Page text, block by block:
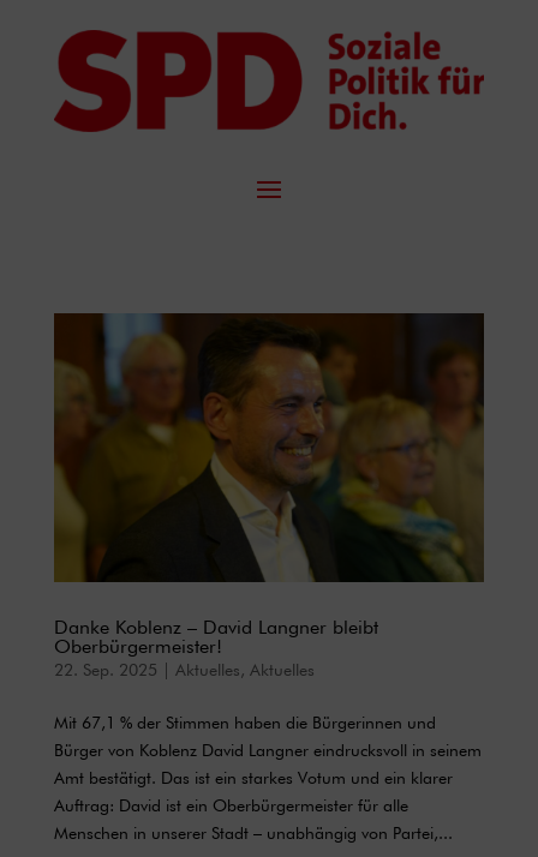
Danke Koblenz – David Langner bleibt
Oberbürgermeister!
22. Sep. 2025 Aktuelles, Aktuelles
Mit 67,1 % der Stimmen haben die Bürgerinnen und
Bürger von Koblenz David Langner eindrucksvoll in seinem
Amt bestätigt. Das ist ein starkes Votum und ein klarer
Auftrag: David ist ein Oberbürgermeister für alle
Menschen in unserer Stadt – unabhängig von Partei,...